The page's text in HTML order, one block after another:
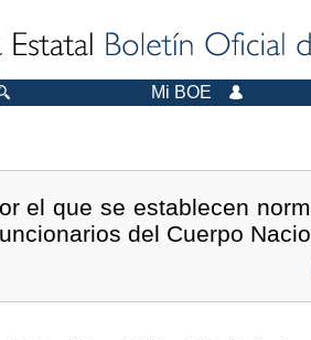
Mi BOE
el que se establecen
del Cuerpo